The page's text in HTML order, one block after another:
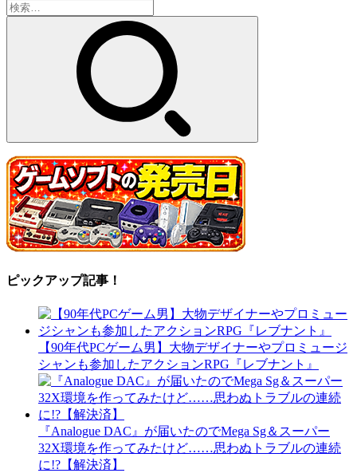
検
索:
ピックアップ記事！
【90年代PCゲーム男】大物デザイナーやプロミュージ
シャンも参加したアクションRPG『レブナント』
『Analogue DAC』が届いたのでMega Sg＆スーパー
32X環境を作ってみたけど……思わぬトラブルの連続
に!?【解決済】